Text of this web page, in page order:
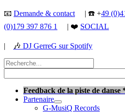
Aller
contenu
📧 Demande & contact | ☎️ +49
(0)179 397 876 1
| ❤️ SOCIAL
| 🎶 DJ GerreG sur Spotify
Rechercher :
Feedback de la piste de
Partenaire
G-MusiQ Records